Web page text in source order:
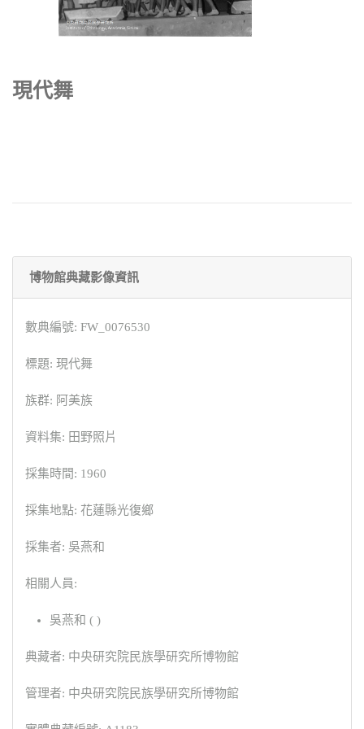
現代舞
博物館典藏影像資訊
數典編號: FW_0076530
標題: 現代舞
族群: 阿美族
資料集: 田野照片
採集時間: 1960
採集地點: 花蓮縣光復鄉
採集者: 吳燕和
相關人員:
吳燕和 ( )
典藏者: 中央研究院民族學研究所博物館
管理者: 中央研究院民族學研究所博物館